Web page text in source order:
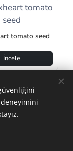
tomato seed
İncele
deneyimini